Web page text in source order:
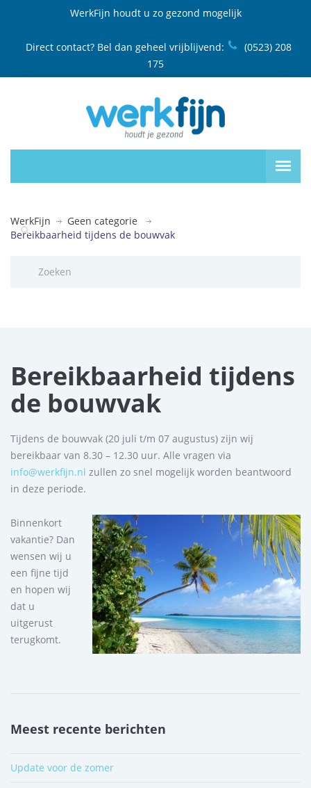
WerkFijn houdt u zo gezond mogelijk
Direct contact? Bel dan geheel vrijblijvend:
(0523) 208
175
WerkFijn
Geen categorie
Bereikbaarheid tijdens de bouwvak
Bereikbaarheid tijdens
de bouwvak
Tijdens de bouwvak (20 juli t/m 07 augustus) zijn wij
bereikbaar van 8.30 – 12.30 uur. Alle vragen via
info@werkfijn.nl zullen zo snel mogelijk worden beantwoord
in deze periode.
Binnenkort
vakantie? Dan
wensen wij u
een fijne tijd
en hopen wij
dat u
uitgerust
terugkomt.
Meest recente berichten
Update voor de zomer